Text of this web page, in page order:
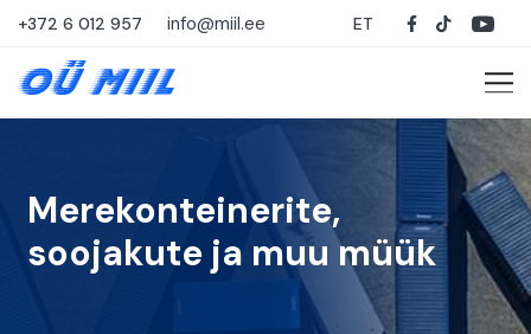
+372 6 012 957 info@miil.ee ET
Merekonteinerite,
soojakute ja muu müük